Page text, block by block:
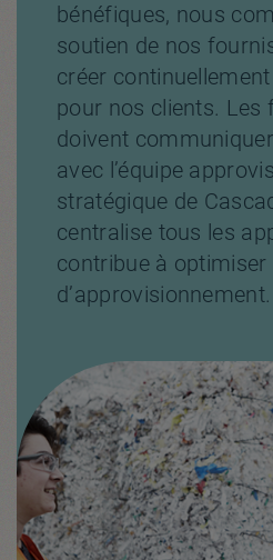
bénéfiques, nous
soutien de nos
créer
pour nos clients. Les
doivent
avec l’équipe
stratégique de
centralise tous les
contribue à
d’approvisionnement.